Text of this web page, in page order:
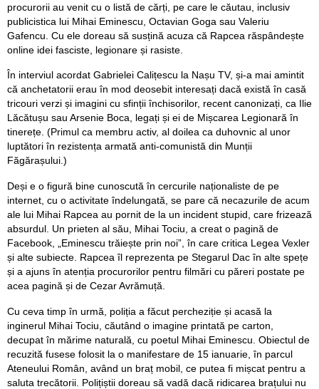
procurorii au venit cu o listă de cărți, pe care le căutau, inclusiv
publicistica lui Mihai Eminescu, Octavian Goga sau Valeriu
Gafencu. Cu ele doreau să susțină acuza că Rapcea răspândește
online idei fasciste, legionare și rasiste.
În interviul acordat Gabrielei Calițescu la Nașu TV, și-a mai amintit
că anchetatorii erau în mod deosebit interesați dacă există în casă
tricouri verzi și imagini cu sfinții închisorilor, recent canonizați, ca Ilie
Lăcătușu sau Arsenie Boca, legați și ei de Mișcarea Legionară în
tinerețe. (Primul ca membru activ, al doilea ca duhovnic al unor
luptători în rezistența armată anti-comunistă din Munții
Făgărașului.)
Deși e o figură bine cunoscută în cercurile naționaliste de pe
internet, cu o activitate îndelungată, se pare că necazurile de acum
ale lui Mihai Rapcea au pornit de la un incident stupid, care frizează
absurdul. Un prieten al său, Mihai Tociu, a creat o pagină de
Facebook, „Eminescu trăiește prin noi”, în care critica Legea Vexler
și alte subiecte. Rapcea îl reprezenta pe Stegarul Dac în alte spețe
și a ajuns în atenția procurorilor pentru filmări cu păreri postate pe
acea pagină și de Cezar Avrămuță.
Cu ceva timp în urmă, poliția a făcut percheziție și acasă la
inginerul Mihai Tociu, căutând o imagine printată pe carton,
decupat în mărime naturală, cu poetul Mihai Eminescu. Obiectul de
recuzită fusese folosit la o manifestare de 15 ianuarie, în parcul
Ateneului Român, având un braț mobil, ce putea fi mișcat pentru a
saluta trecătorii. Polițiștii doreau să vadă dacă ridicarea brațului nu